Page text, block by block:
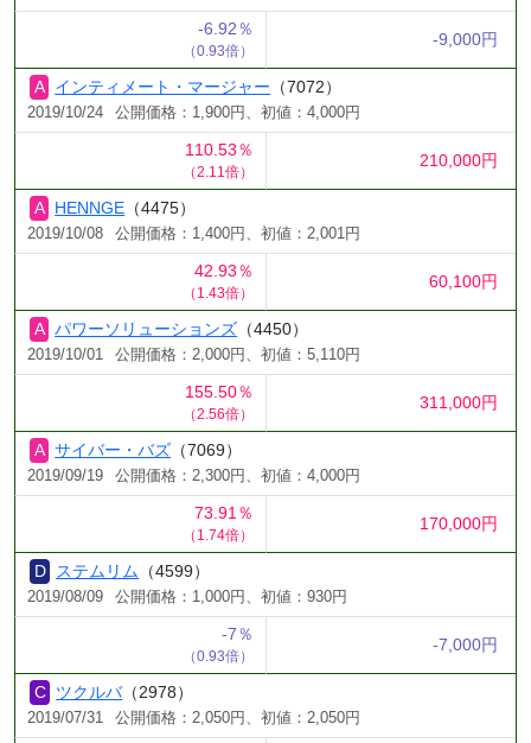
-6.92％
（0.93倍）
-9,000円
インティメート・マージャー （7072）
2019/10/24 公開価格：1,900円、初値：4,000円
110.53％
（2.11倍）
210,000円
HENNGE （4475）
2019/10/08 公開価格：1,400円、初値：2,001円
42.93％
（1.43倍）
60,100円
パワーソリューションズ （4450）
2019/10/01 公開価格：2,000円、初値：5,110円
155.50％
（2.56倍）
311,000円
サイバー・バズ （7069）
2019/09/19 公開価格：2,300円、初値：4,000円
73.91％
（1.74倍）
170,000円
ステムリム （4599）
2019/08/09 公開価格：1,000円、初値：930円
-7％
（0.93倍）
-7,000円
ツクルバ（2978）
2019/07/31 公開価格：2,050円、初値：2,050円